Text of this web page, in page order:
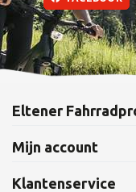
Eltener
Mijn account
Klantenservice